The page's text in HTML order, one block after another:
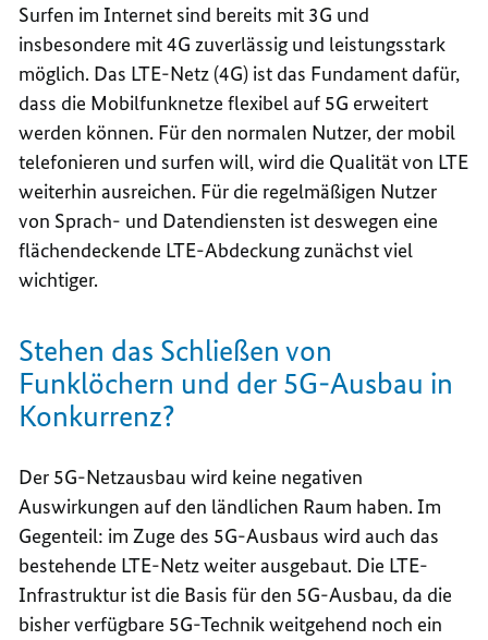
Surfen im Internet sind bereits mit 3G und
insbesondere mit 4G zuverlässig und leistungsstark
möglich. Das LTE-Netz (4G) ist das Fundament dafür,
dass die Mobilfunknetze flexibel auf 5G erweitert
werden können. Für den normalen Nutzer, der mobil
telefonieren und surfen will, wird die Qualität von LTE
weiterhin ausreichen. Für die regelmäßigen Nutzer
von Sprach- und Datendiensten ist deswegen eine
flächendeckende LTE-Abdeckung zunächst viel
wichtiger.
Stehen das Schließen von
Funklöchern und der 5G-Ausbau in
Konkurrenz?
Der 5G-Netzausbau wird keine negativen
Auswirkungen auf den ländlichen Raum haben. Im
Gegenteil: im Zuge des 5G-Ausbaus wird auch das
bestehende LTE-Netz weiter ausgebaut. Die LTE-
Infrastruktur ist die Basis für den 5G-Ausbau, da die
bisher verfügbare 5G-Technik weitgehend noch ein